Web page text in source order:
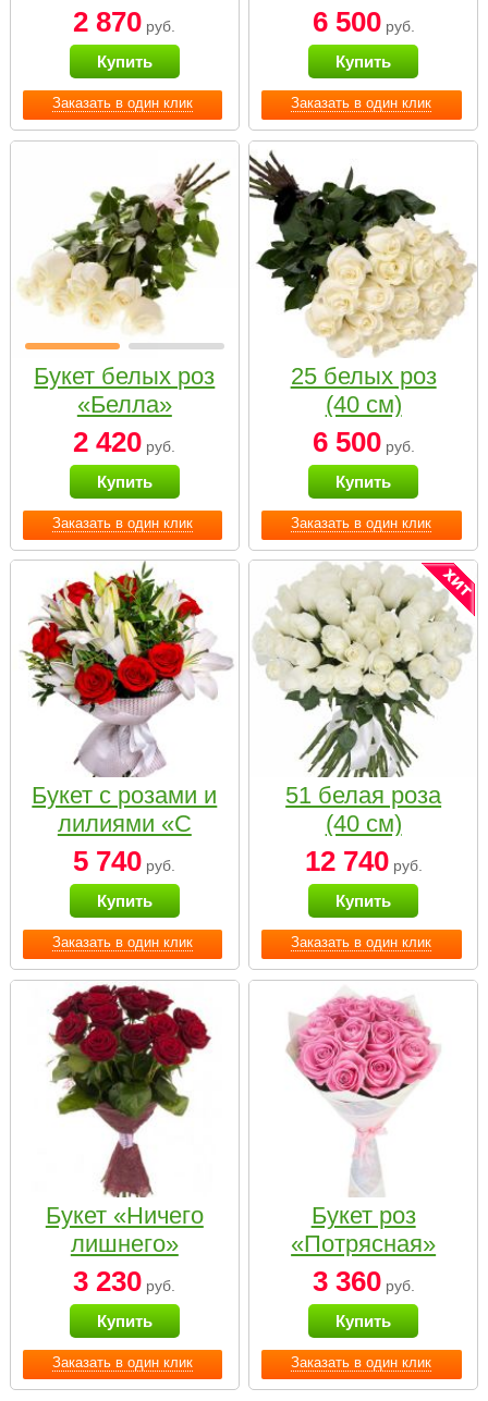
Заказать в один клик
2 870 руб.
Купить
Заказать в один клик
6 500руб.
Купить
Заказать в один клик
Букет белых роз
«Белла»
2 420 руб.
Купить
Заказать в один клик
25 белых роз
(40 см)
6 500руб.
Купить
Заказать в один клик
Букет с розами и
лилиями «С
наилучшими
пожеланиями»
5 740 руб.
Купить
Заказать в один клик
51 белая роза
(40 см)
12 740руб.
Купить
Заказать в один клик
Букет «Ничего
лишнего»
3 230 руб.
Купить
Заказать в один клик
Букет роз
«Потрясная»
3 360руб.
Купить